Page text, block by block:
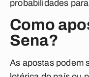
probabilidades
Como
Sena?
As apostas podem